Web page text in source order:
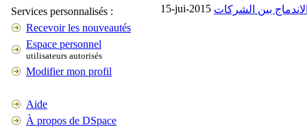
Services personnalisés :
Recevoir les nouveautés
Espace personnel
utilisateurs autorisés
Modifier mon profil
Aide
À propos de DSpace
15-jui-2015 بين الشركات